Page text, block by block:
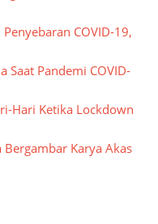
COVID-19,
Saat Pandemi COVID-
Hari Ketika Lockdown
Bergambar Karya Akas